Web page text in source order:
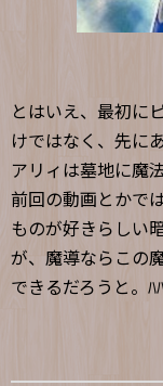
とはいえ、最初に
けではなく、先に
アリィは墓地に魔
前回の動画とかで
ものが好きらしい
が、魔導ならこの
できるだろうと。ﾊ